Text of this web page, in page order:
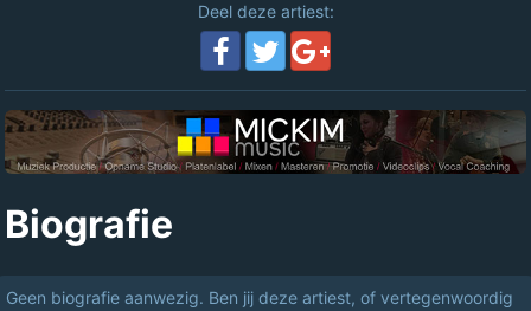
Deel deze artiest:
Biografie
Geen biografie aanwezig. Ben jij deze artiest, of vertegenwoordig